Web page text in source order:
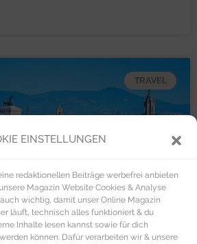
EINSTELLUNGEN
redaktionellen Beiträge werbefrei anbieten
Magazin Website Cookies & Analyse
wichtig, damit unser Online Magazin
läuft, technisch alles funktioniert & du
Inhalte lesen kannst sowie für dich
können. Dafür verarbeiten wir & unsere
TRAVEL